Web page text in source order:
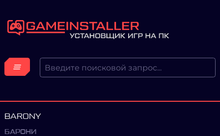
BARONY
БАРОНИ